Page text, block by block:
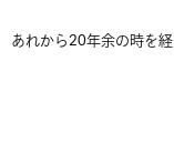
あれから20年余の時を